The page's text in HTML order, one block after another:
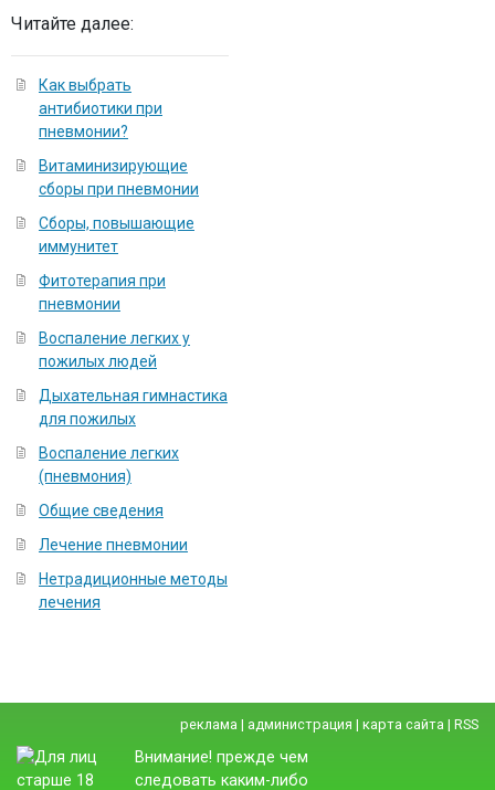
Читайте далее:
Как выбрать
антибиотики при
пневмонии?
Витаминизирующие
сборы при пневмонии
Сборы, повышающие
иммунитет
Фитотерапия при
пневмонии
Воспаление легких у
пожилых людей
Дыхательная гимнастика
для пожилых
Воспаление легких
(пневмония)
Общие сведения
Лечение пневмонии
Нетрадиционные методы
лечения
реклама | администрация | карта сайта | RSS
Внимание! прежде чем
следовать каким-либо